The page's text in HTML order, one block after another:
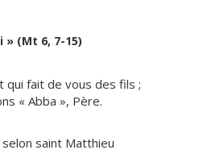
» (Mt 6, 7-15)
qui fait de vous des fils ;
« Abba », Père.
selon saint Matthieu